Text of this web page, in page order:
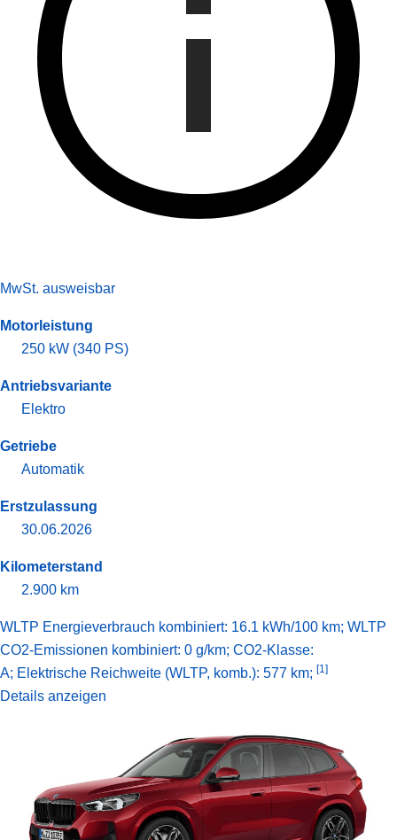
MwSt. ausweisbar
Motorleistung
250 kW (340 PS)
Antriebsvariante
Elektro
Getriebe
Automatik
Erstzulassung
30.06.2026
Kilometerstand
2.900 km
WLTP Energieverbrauch kombiniert: 16.1 kWh/100 km; WLTP
CO2-Emissionen kombiniert: 0 g/km; CO2-Klasse:
A; Elektrische Reichweite (WLTP, komb.): 577 km; [1]
Details anzeigen